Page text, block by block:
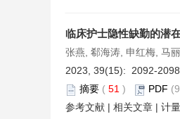
临床护士隐性缺勤的潜
张燕, 郗海涛, 申红梅, 马
2023, 39(15): 2092-
摘要 ( 51 ) PDF
参考文献 | 相关文章 | 计